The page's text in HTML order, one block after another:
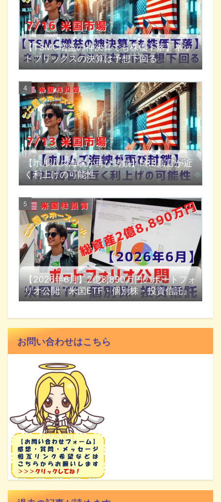
【TSMC増益の神決算でも株価下落】ネッ
トフリックスの決算は予想下回る
【ホルムズ海峡が再び封鎖】FRB高官が近
く利上げの可能性
【2026年6月】2億8,890万円のポートフォ
リオ公開『米国ETF・個別株・投資信託』
お問い合わせはこちら